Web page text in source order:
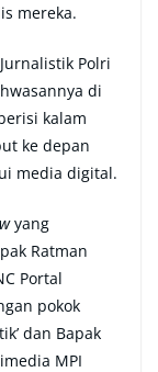
mereka.
Polri
di
kalam
ke depan
media digital.
yang
Ratman
Portal
pokok
dan Bapak
MPI